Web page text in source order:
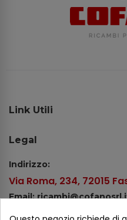
Link Utili
Legal
Indirizzo:
Via Roma, 234, 72015
Email: